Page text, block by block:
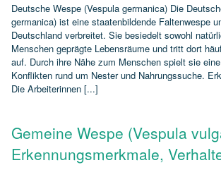
Deutsche Wespe (Vespula germanica) Die
germanica) ist eine staatenbildende Faltenwespe
Deutschland verbreitet. Sie besiedelt sowohl
Menschen geprägte Lebensräume und tritt dort
auf. Durch ihre Nähe zum Menschen spielt sie
Konflikten rund um Nester und Nahrungssuche.
Die Arbeiterinnen [...]
Gemeine Wespe (Vespula
Erkennungsmerkmale,